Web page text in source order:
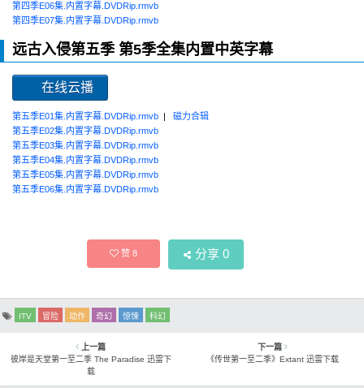
第四季E06集.内置字幕.DVDRip.rmvb
第四季E07集.内置字幕.DVDRip.rmvb
远古入侵第五季 第5季全集内置中英字幕
在线云播
第五季E01集.内置字幕.DVDRip.rmvb | 磁力合辑
第五季E02集.内置字幕.DVDRip.rmvb
第五季E03集.内置字幕.DVDRip.rmvb
第五季E04集.内置字幕.DVDRip.rmvb
第五季E05集.内置字幕.DVDRip.rmvb
第五季E06集.内置字幕.DVDRip.rmvb
赞8 分享 0
ITV 冒险 动作 奇幻 惊悚 科幻
上一篇
彼岸是天堂第一至二季 The Paradise 迅雷下
载
下一篇
《传世第一至二季》Extant 迅雷下载